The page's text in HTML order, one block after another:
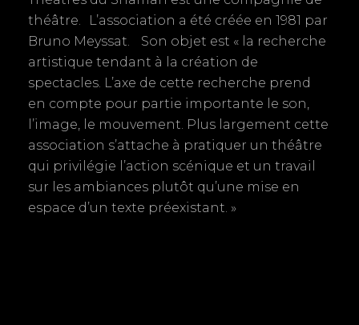
e
l
’
a
r
t
i
théâtre. L’association a été créée en 1981 par
Bruno Meyssat. Son objet est « la recherche
artistique tendant à la création de
spectacles. L’axe de cette recherche prend
en compte pour partie importante le son,
l’image, le mouvement. Plus largement cette
association s’attache à pratiquer un théâtre
qui privilégie l’action scénique et un travail
sur les ambiances plutôt qu’une mise en
espace d’un texte préexistant. »